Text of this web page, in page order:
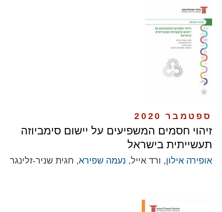
ספטמבר 2020
זיהוי חסמים המשפיעים על יישום סימביוזה
תעשייתית בישראל
אופירה אילון, ורד אייל, נעמה שפירא, חגית שניר-זלינגר